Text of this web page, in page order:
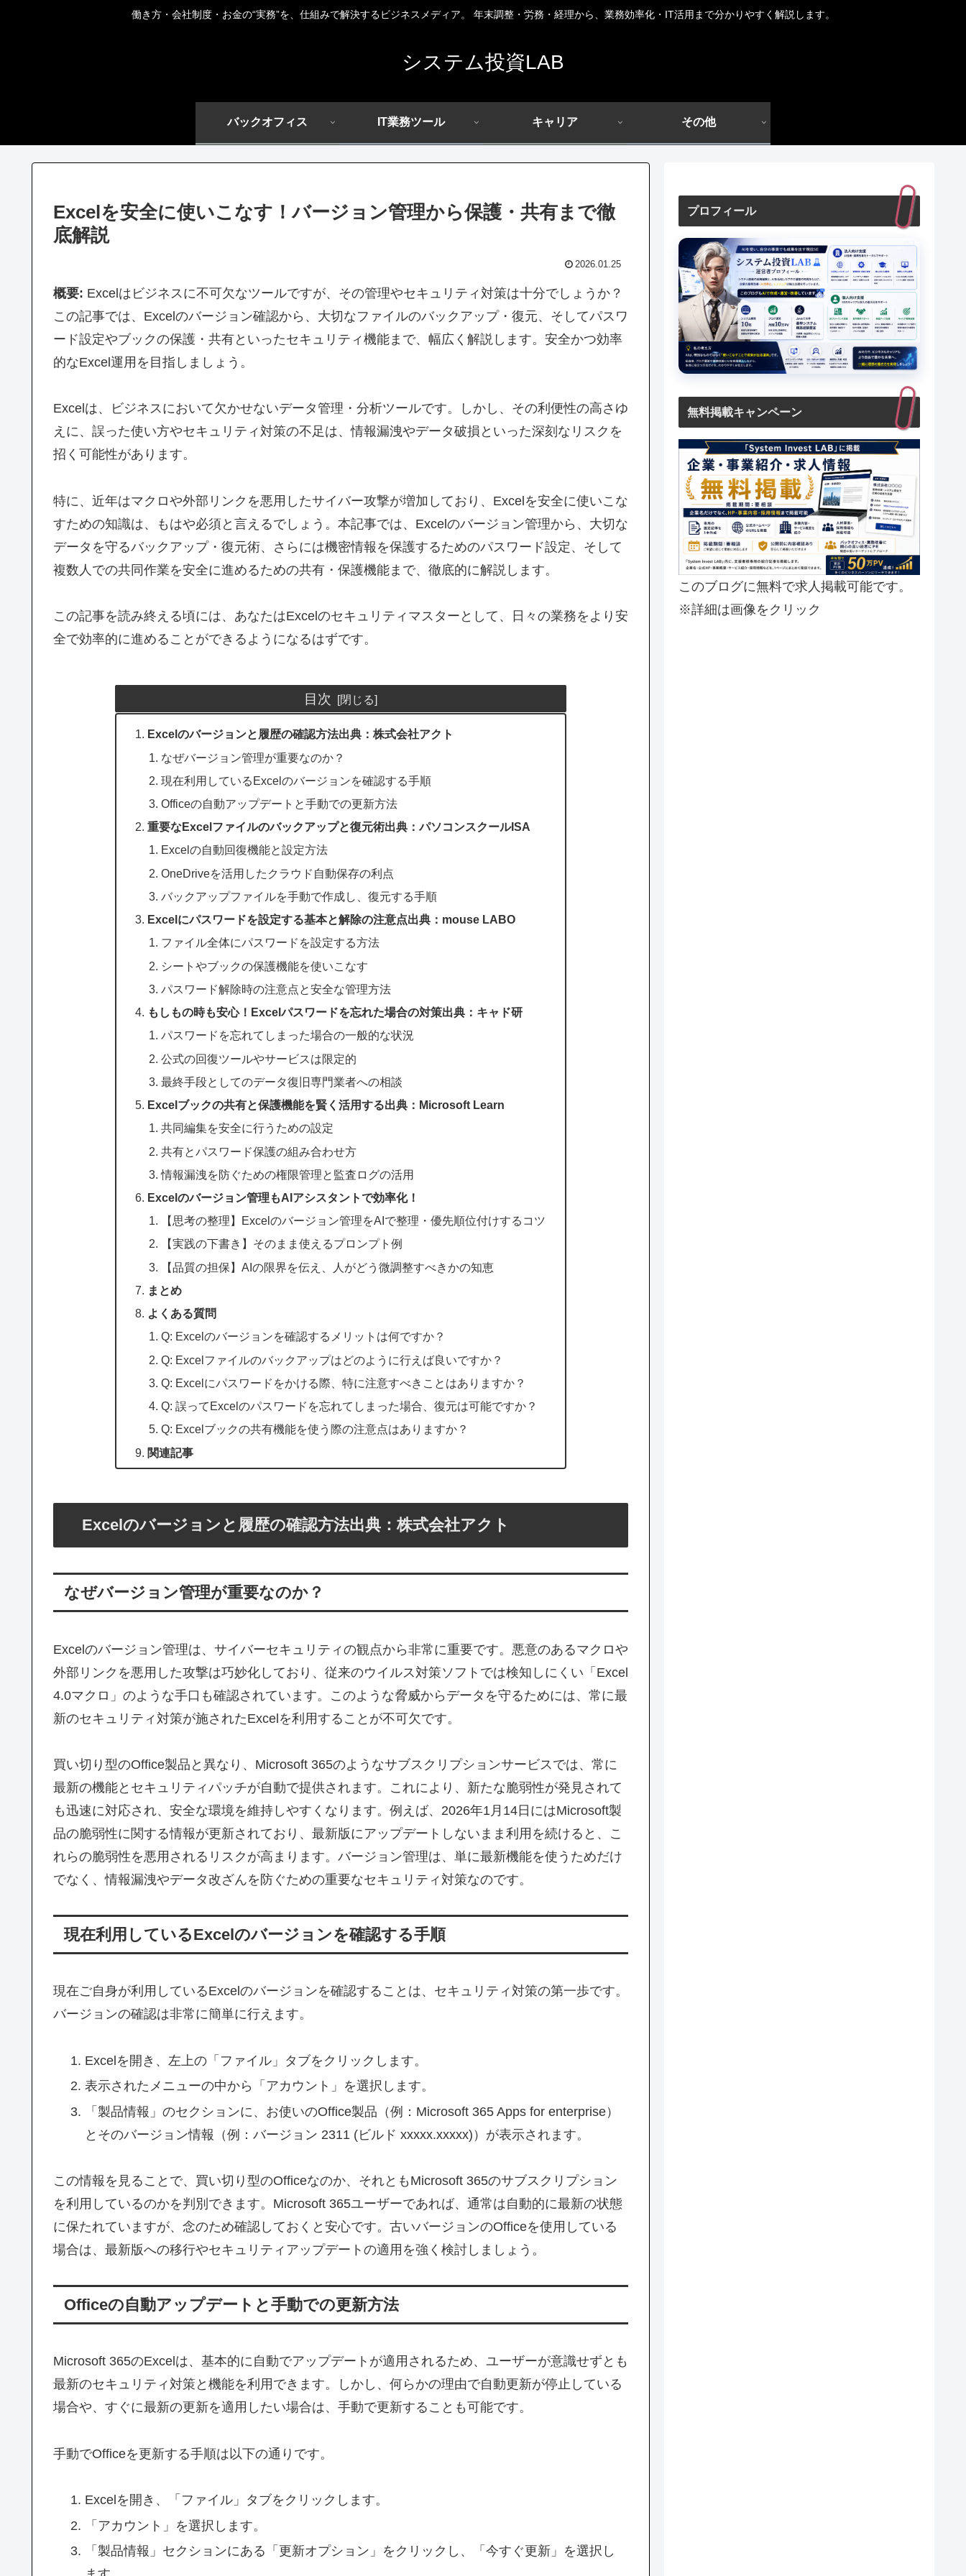
働き方・会社制度・お金の“実務”を、仕組みで解決するビジネスメディア。 年末調整・労務・経理から、業務効率化・IT活用まで分かりやすく解説します。
システム投資LAB
バックオフィス IT業務ツール キャリア その他
Excelを安全に使いこなす！バージョン管理から保護・共有まで徹
底解説
2026.01.25
概要: Excelはビジネスに不可欠なツールですが、その管理やセキュリティ対策は十分でしょうか？
この記事では、Excelのバージョン確認から、大切なファイルのバックアップ・復元、そしてパスワ
ード設定やブックの保護・共有といったセキュリティ機能まで、幅広く解説します。安全かつ効率
的なExcel運用を目指しましょう。
Excelは、ビジネスにおいて欠かせないデータ管理・分析ツールです。しかし、その利便性の高さゆ
えに、誤った使い方やセキュリティ対策の不足は、情報漏洩やデータ破損といった深刻なリスクを
招く可能性があります。
特に、近年はマクロや外部リンクを悪用したサイバー攻撃が増加しており、Excelを安全に使いこな
すための知識は、もはや必須と言えるでしょう。本記事では、Excelのバージョン管理から、大切な
データを守るバックアップ・復元術、さらには機密情報を保護するためのパスワード設定、そして
複数人での共同作業を安全に進めるための共有・保護機能まで、徹底的に解説します。
この記事を読み終える頃には、あなたはExcelのセキュリティマスターとして、日々の業務をより安
全で効率的に進めることができるようになるはずです。
目次
Excelのバージョンと履歴の確認方法出典：株式会社アクト
なぜバージョン管理が重要なのか？
現在利用しているExcelのバージョンを確認する手順
Officeの自動アップデートと手動での更新方法
重要なExcelファイルのバックアップと復元術出典：パソコンスクールISA
Excelの自動回復機能と設定方法
OneDriveを活用したクラウド自動保存の利点
バックアップファイルを手動で作成し、復元する手順
Excelにパスワードを設定する基本と解除の注意点出典：mouse LABO
ファイル全体にパスワードを設定する方法
シートやブックの保護機能を使いこなす
パスワード解除時の注意点と安全な管理方法
もしもの時も安心！Excelパスワードを忘れた場合の対策出典：キャド研
パスワードを忘れてしまった場合の一般的な状況
公式の回復ツールやサービスは限定的
最終手段としてのデータ復旧専門業者への相談
Excelブックの共有と保護機能を賢く活用する出典：Microsoft Learn
共同編集を安全に行うための設定
共有とパスワード保護の組み合わせ方
情報漏洩を防ぐための権限管理と監査ログの活用
Excelのバージョン管理もAIアシスタントで効率化！
【思考の整理】Excelのバージョン管理をAIで整理・優先順位付けするコツ
【実践の下書き】そのまま使えるプロンプト例
【品質の担保】AIの限界を伝え、人がどう微調整すべきかの知恵
まとめ
よくある質問
Q: Excelのバージョンを確認するメリットは何ですか？
Q: Excelファイルのバックアップはどのように行えば良いですか？
Q: Excelにパスワードをかける際、特に注意すべきことはありますか？
Q: 誤ってExcelのパスワードを忘れてしまった場合、復元は可能ですか？
Q: Excelブックの共有機能を使う際の注意点はありますか？
関連記事
Excelのバージョンと履歴の確認方法出典：株式会社アクト
なぜバージョン管理が重要なのか？
Excelのバージョン管理は、サイバーセキュリティの観点から非常に重要です。悪意のあるマクロや
外部リンクを悪用した攻撃は巧妙化しており、従来のウイルス対策ソフトでは検知しにくい「Excel
4.0マクロ」のような手口も確認されています。このような脅威からデータを守るためには、常に最
新のセキュリティ対策が施されたExcelを利用することが不可欠です。
買い切り型のOffice製品と異なり、Microsoft 365のようなサブスクリプションサービスでは、常に
最新の機能とセキュリティパッチが自動で提供されます。これにより、新たな脆弱性が発見されて
も迅速に対応され、安全な環境を維持しやすくなります。例えば、2026年1月14日にはMicrosoft製
品の脆弱性に関する情報が更新されており、最新版にアップデートしないまま利用を続けると、こ
れらの脆弱性を悪用されるリスクが高まります。バージョン管理は、単に最新機能を使うためだけ
でなく、情報漏洩やデータ改ざんを防ぐための重要なセキュリティ対策なのです。
現在利用しているExcelのバージョンを確認する手順
現在ご自身が利用しているExcelのバージョンを確認することは、セキュリティ対策の第一歩です。
バージョンの確認は非常に簡単に行えます。
Excelを開き、左上の「ファイル」タブをクリックします。
表示されたメニューの中から「アカウント」を選択します。
「製品情報」のセクションに、お使いのOffice製品（例：Microsoft 365 Apps for enterprise）
とそのバージョン情報（例：バージョン 2311 (ビルド xxxxx.xxxxx)）が表示されます。
この情報を見ることで、買い切り型のOfficeなのか、それともMicrosoft 365のサブスクリプション
を利用しているのかを判別できます。Microsoft 365ユーザーであれば、通常は自動的に最新の状態
に保たれていますが、念のため確認しておくと安心です。古いバージョンのOfficeを使用している
場合は、最新版への移行やセキュリティアップデートの適用を強く検討しましょう。
Officeの自動アップデートと手動での更新方法
Microsoft 365のExcelは、基本的に自動でアップデートが適用されるため、ユーザーが意識せずとも
最新のセキュリティ対策と機能を利用できます。しかし、何らかの理由で自動更新が停止している
場合や、すぐに最新の更新を適用したい場合は、手動で更新することも可能です。
手動でOfficeを更新する手順は以下の通りです。
Excelを開き、「ファイル」タブをクリックします。
「アカウント」を選択します。
「製品情報」セクションにある「更新オプション」をクリックし、「今すぐ更新」を選択し
プロフィール
無料掲載キャンペーン
このブログに無料で求人掲載可能です。
※詳細は画像をクリック